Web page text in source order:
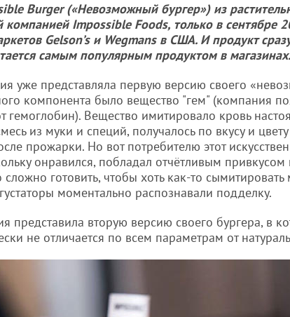
Burger («Невозможный бургер») из
компанией Impossible Foods, только в сентябре
Gelson’s и Wegmans в США. И продукт
самым популярным продуктом в магазинах.
уже представляла первую версию своего
компонента было вещество "гем" (компания
гемоглобин). Вещество имитировало кровь
из муки и специй, получалось по вкусу и
прожарки. Но вот потребителю этот
онравился, побладал отчётливым привкусом
сложно готовить, чтобы хоть как-то
моментально распознавали подделку.
представила вторую версию своего бургера, в
не отличается по всем параметрам от